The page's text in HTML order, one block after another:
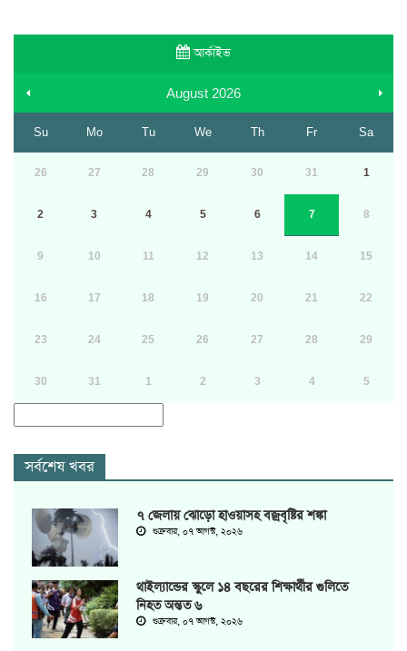
আর্কাইভ
August 2026
Su Mo Tu We Th Fr Sa
26 27 28 29 30 31 1
2 3 4 5 6 7 8
9 10 11 12 13 14 15
16 17 18 19 20 21 22
23 24 25 26 27 28 29
30 31 1 2 3 4 5
সর্বশেষ খবর
৭ জেলায় ঝোড়ো হাওয়াসহ বজ্রবৃষ্টির শঙ্কা
শুক্রবার, ০৭ আগস্ট, ২০২৬
থাইল্যান্ডের স্কুলে ১৪ বছরের শিক্ষার্থীর গুলিতে
নিহত অন্তত ৬
শুক্রবার, ০৭ আগস্ট, ২০২৬